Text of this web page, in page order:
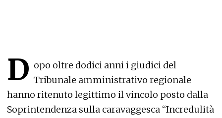
D opo oltre dodici anni i giudici del
Tribunale amministrativo regionale
hanno ritenuto legittimo il vincolo posto dalla
Soprintendenza sulla caravaggesca “Incredulità